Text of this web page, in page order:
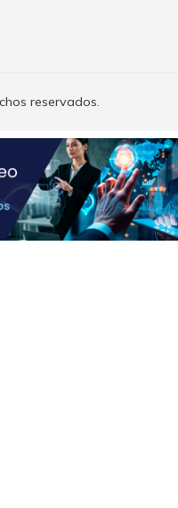
reservados.